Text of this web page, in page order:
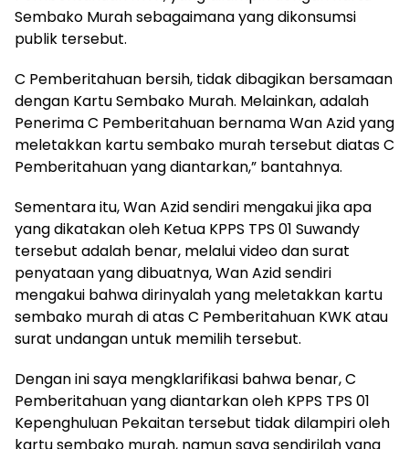
Sembako Murah sebagaimana yang dikonsumsi
publik tersebut.
C Pemberitahuan bersih, tidak dibagikan bersamaan
dengan Kartu Sembako Murah. Melainkan, adalah
Penerima C Pemberitahuan bernama Wan Azid yang
meletakkan kartu sembako murah tersebut diatas C
Pemberitahuan yang diantarkan,” bantahnya.
Sementara itu, Wan Azid sendiri mengakui jika apa
yang dikatakan oleh Ketua KPPS TPS 01 Suwandy
tersebut adalah benar, melalui video dan surat
penyataan yang dibuatnya, Wan Azid sendiri
mengakui bahwa dirinyalah yang meletakkan kartu
sembako murah di atas C Pemberitahuan KWK atau
surat undangan untuk memilih tersebut.
Dengan ini saya mengklarifikasi bahwa benar, C
Pemberitahuan yang diantarkan oleh KPPS TPS 01
Kepenghuluan Pekaitan tersebut tidak dilampiri oleh